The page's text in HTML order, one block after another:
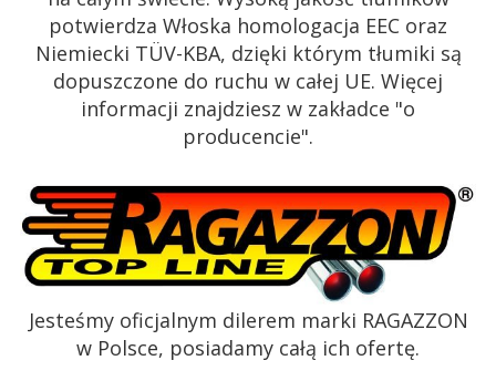
potwierdza Włoska homologacja EEC oraz
Niemiecki TÜV-KBA, dzięki którym tłumiki są
dopuszczone do ruchu w całej UE. Więcej
informacji znajdziesz w zakładce "o
producencie".
Jesteśmy oficjalnym dilerem marki RAGAZZON
w Polsce, posiadamy całą ich ofertę.